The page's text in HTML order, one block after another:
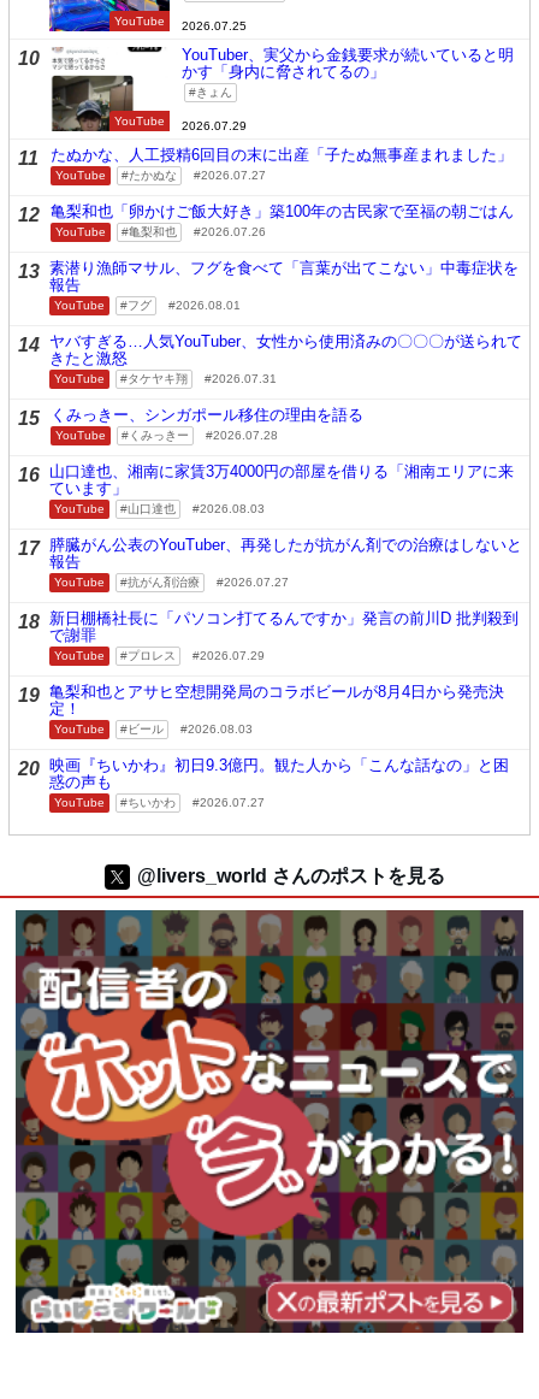
YouTube 2026.07.25
10
YouTube
YouTuber、実父から金銭要求が続いていると明
かす「身内に脅されてるの」
きょん
2026.07.29
11 たぬかな、人工授精6回目の末に出産「子たぬ無事産まれました」
YouTube たかぬな 2026.07.27
12 亀梨和也「卵かけご飯大好き」築100年の古民家で至福の朝ごはん
YouTube 亀梨和也 2026.07.26
13 素潜り漁師マサル、フグを食べて「言葉が出てこない」中毒症状を
報告
YouTube フグ 2026.08.01
14 ヤバすぎる…人気YouTuber、女性から使用済みの〇〇〇が送られて
きたと激怒
YouTube タケヤキ翔 2026.07.31
15 くみっきー、シンガポール移住の理由を語る
YouTube くみっきー 2026.07.28
16 山口達也、湘南に家賃3万4000円の部屋を借りる「湘南エリアに来
ています」
YouTube 山口達也 2026.08.03
17 膵臓がん公表のYouTuber、再発したが抗がん剤での治療はしないと
報告
YouTube 抗がん剤治療 2026.07.27
18 新日棚橋社長に「パソコン打てるんですか」発言の前川D 批判殺到
で謝罪
YouTube プロレス 2026.07.29
19 亀梨和也とアサヒ空想開発局のコラボビールが8月4日から発売決
定！
YouTube ビール 2026.08.03
20 映画『ちいかわ』初日9.3億円。観た人から「こんな話なの」と困
惑の声も
YouTube ちいかわ 2026.07.27
@livers_world さんのポストを見る